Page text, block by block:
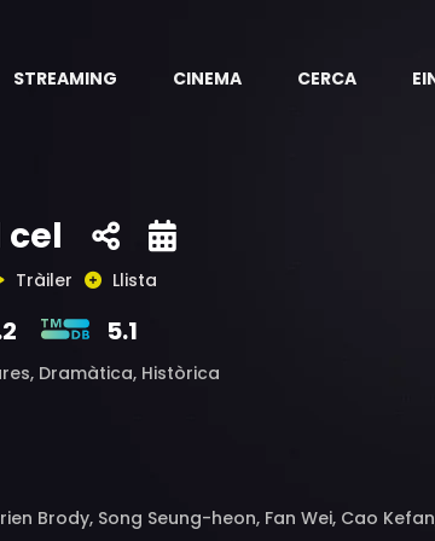
STREAMING CINEMA CERCA
Tràiler Llista
5.1
Dramàtica, Històrica
Brody, Song Seung-heon, Fan Wei, Cao